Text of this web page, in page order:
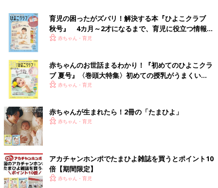
育児の困ったがズバリ！解決する本『ひよこクラブ
秋号』 4カ月～2才になるまで、育児に役立つ情報が
いっぱい！
赤ちゃん・育児
赤ちゃんのお世話まるわかり！『初めてのひよこクラ
ブ 夏号』〈巻頭大特集〉初めての授乳がうまくい
く！ おっぱい・ミルクの基本と夏のトラブル 解決テ
赤ちゃん・育児
赤ちゃんが生まれたら！2冊の「たまひよ」
赤ちゃん・育児
アカチャンホンポでたまひよ雑誌を買うとポイント10
倍【期間限定】
赤ちゃん・育児